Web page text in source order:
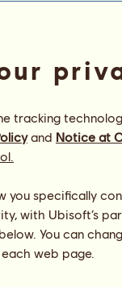
tracking
and Notice at
specifically
with Ubisoft’s
You can
web page.